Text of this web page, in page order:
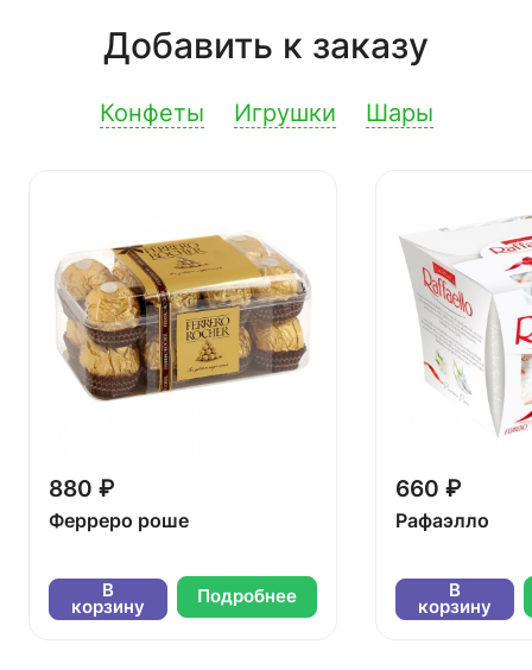
Добавить к заказу
Конфеты Игрушки Шары
880 ₽
Ферреро роше
В
корзину Подробнее
660 ₽
Рафаэлло
В
корзину